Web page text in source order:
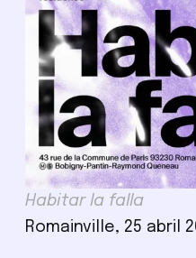
Habitar la falla
Romainville, 25 abril